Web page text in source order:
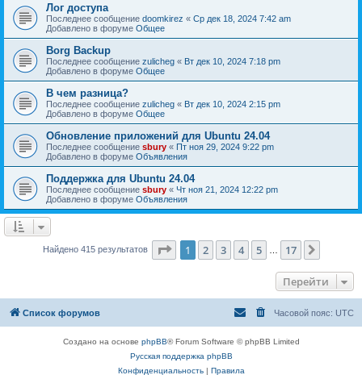
Лог доступа
Последнее сообщение doomkirez « Ср дек 18, 2024 7:42 am
Добавлено в форуме Общее
Borg Backup
Последнее сообщение zulicheg « Вт дек 10, 2024 7:18 pm
Добавлено в форуме Общее
В чем разница?
Последнее сообщение zulicheg « Вт дек 10, 2024 2:15 pm
Добавлено в форуме Общее
Обновление приложений для Ubuntu 24.04
Последнее сообщение sbury « Пт ноя 29, 2024 9:22 pm
Добавлено в форуме Объявления
Поддержка для Ubuntu 24.04
Последнее сообщение sbury « Чт ноя 21, 2024 12:22 pm
Добавлено в форуме Объявления
Найдено 415 результатов Страница из 17
1 2 3 4 5 17
Перейти
Список форумов Часовой пояс: UTC
Создано на основе phpBB® Forum Software © phpBB Limited
Русская поддержка phpBB
Конфиденциальность| Правила